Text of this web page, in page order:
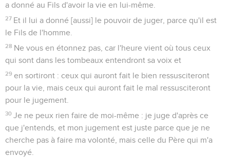
a donné au Fils d'avoir la vie en lui-même.
27 Et il lui a donné [aussi] le pouvoir de juger, parce qu'il est
le Fils de l'homme.
28 Ne vous en étonnez pas, car l'heure vient où tous ceux
qui sont dans les tombeaux entendront sa voix et
29 en sortiront : ceux qui auront fait le bien ressusciteront
pour la vie, mais ceux qui auront fait le mal ressusciteront
pour le jugement.
30 Je ne peux rien faire de moi-même : je juge d'après ce
que j'entends, et mon jugement est juste parce que je ne
cherche pas à faire ma volonté, mais celle du Père qui m'a
envoyé.